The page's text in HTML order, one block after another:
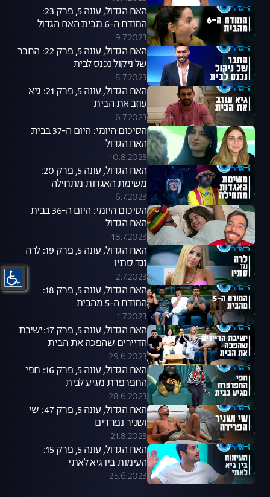
האח הגדול, עונה 5, פרק 23:
המודח ה-6 מבית האח הגדול
9.7.2023
האח הגדול, עונה 5, פרק 22: החבר
של ניקול נכנס לבית
8.7.2023
האח הגדול, עונה 5, פרק 21: גיא
עוזב את הבית
6.7.2023
הסיכום היומי: היום ה-37 בבית
האח הגדול
10.8.2023
האח הגדול, עונה 5, פרק 20:
משימת האגדות מתחילה
6.7.2023
הסיכום היומי: היום ה-36 בבית
האח הגדול
18.7.2023
האח הגדול, עונה 5, פרק 19: לרה
נגד סתיו
2.7.2023
האח הגדול, עונה 5, פרק 18:
המודח ה-5 מהבית
1.7.2023
האח הגדול, עונה 5, פרק 17:ישיבת
הדיירים שהפכה את הבית
29.6.2023
האח הגדול, עונה 5, פרק 16: חפי
החפרפרת מגיע לבית
28.6.2023
האח הגדול, עונה 5, פרק 47: שי
ושניר נפרדים
21.8.2023
האח הגדול, עונה 5, פרק 15:
העימות בין גיא לאתי
25.6.2023